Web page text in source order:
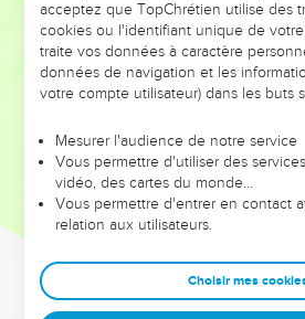
DE
ET SI LEURS ERREURS
VOTRES ?
leur foi ou leur vision. Mais on voit
et les saisons difficiles qu'ils ont
sont elles qui les ont
Dans cette conférence, leaders,
clés pour avancer avec plus de
deviennent vos tremplins. Que vous
acceptez que TopChrétien utilise des
cookies ou l'identifiant unique de
traite vos données à caractère
données de navigation et les
votre compte utilisateur) dans les buts
Mesurer l'audience de notre service
Vous permettre d'utiliser des
vidéo, des cartes du monde…
Vous permettre d'entrer en contact
relation aux utilisateurs.
Choisir mes